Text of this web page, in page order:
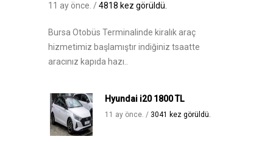
11 ay önce. /4818 kez görüldü.
Bursa Otobüs Terminalinde kiralık araç
hizmetimiz başlamıştır indiğiniz tsaatte
aracınız kapıda hazı..
Hyundai i20 1800 TL
11 ay önce. / 3041 kez görüldü.